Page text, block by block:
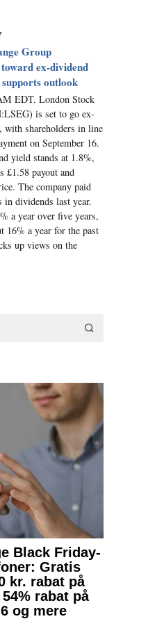
Group
ex-dividend
outlook
EDT. London Stock
is set to go ex-
with shareholders in line
on September 16.
yield stands at 1.8%,
£1.58 payout and
The company paid
dividends last year.
a year over five years,
16% a year for the past
up views on the
Black Friday-
Gratis
kr. rabat på
rabat på
og mere